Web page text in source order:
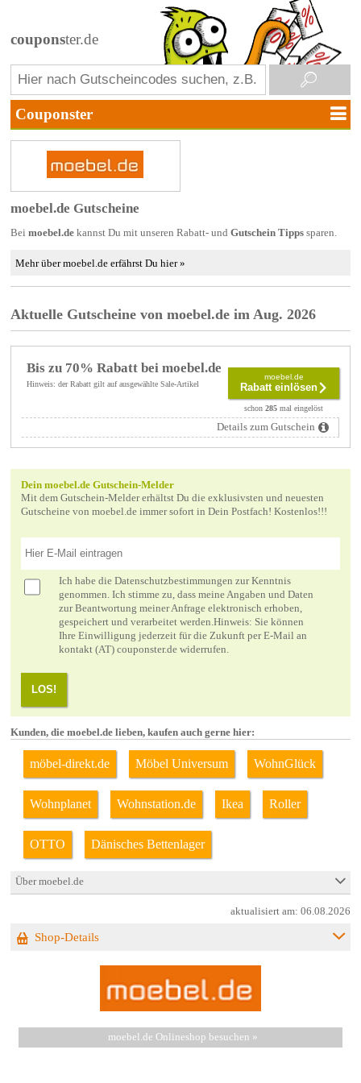
couponster.de
moebel.de Gutscheine
Bei moebel.dekannst Du mit unseren Rabatt- und Gutschein Tippssparen.
Mehr über moebel.de erfährst Du hier »
Aktuelle Gutscheine von moebel.de im Aug. 2026
Bis zu 70% Rabatt bei moebel.de
Hinweis: der Rabatt gilt auf ausgewählte Sale-Artikel
moebel.de
Rabatt einlösen
schon285 mal eingelöst
Details zum Gutschein
Dein moebel.de Gutschein-Melder
Mit dem Gutschein-Melder erhältst Du die exklusivsten und neuesten
Gutscheine von moebel.de immer sofort in Dein Postfach! Kostenlos!!!
Ich habe die Datenschutzbestimmungen zur Kenntnis
genommen. Ich stimme zu, dass meine Angaben und Daten
zur Beantwortung meiner Anfrage elektronisch erhoben,
gespeichert und verarbeitet werden.Hinweis: Sie können
Ihre Einwilligung jederzeit für die Zukunft per E-Mail an
kontakt (AT) couponster.de widerrufen.
LOS!
Kunden, die moebel.de lieben, kaufen auch gerne hier:
möbel-direkt.de Möbel Universum WohnGlück
Wohnplanet Wohnstation.de Ikea Roller
OTTO Dänisches Bettenlager
Über moebel.de
aktualisiert am:06.08.2026
Shop-Details
moebel.de Onlineshop besuchen »